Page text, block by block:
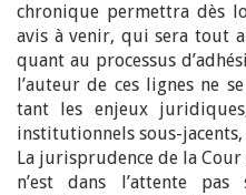
chronique permettra dès
avis à venir, qui sera tout
quant au processus
l’auteur de ces lignes ne
tant les enjeux
institutionnels sous-
La jurisprudence de la Cour
n’est dans l’attente pas